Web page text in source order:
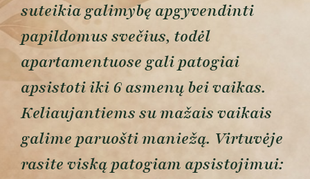
suteikia galimybę apgyvendinti
papildomus svečius, todėl
apartamentuose gali patogiai
apsistoti iki 6 asmenų bei vaikas.
Keliaujantiems su mažais vaikais
galime paruošti maniežą. Virtuvėje
rasite viską patogiam apsistojimui: